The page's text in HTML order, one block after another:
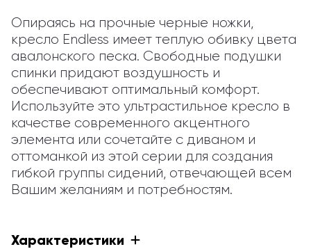
Опираясь на прочные черные ножки,
кресло Endless имеет теплую обивку цвета
авалонского песка. Свободные подушки
спинки придают воздушность и
обеспечивают оптимальный комфорт.
Используйте это ультрастильное кресло в
качестве современного акцентного
элемента или сочетайте с диваном и
оттоманкой из этой серии для создания
гибкой группы сидений, отвечающей всем
Вашим желаниям и потребностям.
Характеристики